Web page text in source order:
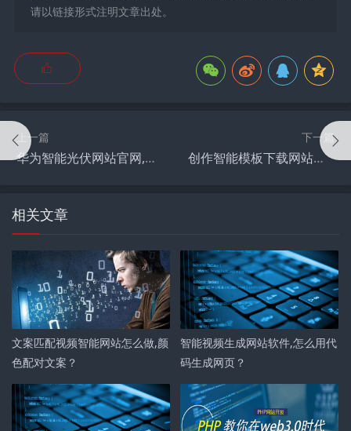
请以链接形式注明文章出处。
上一篇
华为智能光伏网站官网,逆变器通讯出问题怎么办？
下一篇
创作智能模板下载网站有哪些,快手视频的模板都是怎么做出来的？
相关文章
文案匹配视频智能网站怎么做,颜
色配对文案？
智能视频生成网站软件,怎么用代
码生成网页？